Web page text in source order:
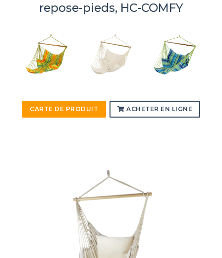
repose-pieds, HC-COMFY
CARTE DE PRODUIT ACHETER EN LIGNE